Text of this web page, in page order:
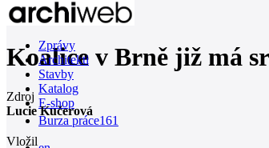
Zprávy
Architekti
Stavby
Katalog
E-shop
Burza práce161
Koalice v Brně již má
Zdroj
Lucie Kučerová
Vložil